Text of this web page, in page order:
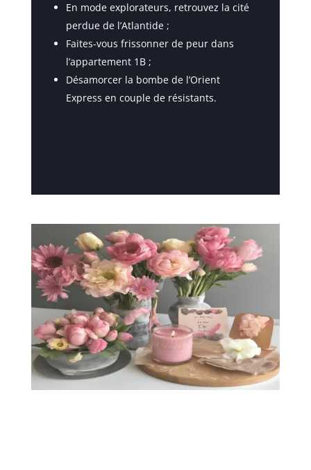
En mode explorateurs, retrouvez la cité
perdue de l’Atlantide ;
Faites-vous frissonner de peur dans
l’appartement 1B ;
Désamorcer la bombe de l’Orient
Express en couple de résistants.